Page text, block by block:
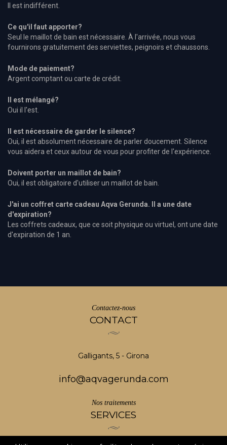
Il estindifférent.
Ce qu'il faut apporter?
Seul le maillot de bain est nécessaire. À l'arrivée, nous vous
fournirons gratuitementdes serviettes, peignoirs et chaussons
Mode de paiement?
Argent comptantou carte de crédit
Il est mélangé?
Oui il l'est.
Il est nécessaire de garder le silence?
Oui, il est absolumentnécessaire de parlerdoucement. Silence
vous aidera etceuxautour de vous pourprofiter de l'expérience
Doivent porter un maillot de bain?
Oui, il est obligatoire d'utiliserun maillot de bain
J'ai un coffret carte cadeau Aqva Gerunda. Il a une date
d'expiration?
Les coffrets cadeaux, que ce soitphysique ou virtuel , ont une date
d'expiration de 1 an
Contactez-nous
CONTACT
Galligants, 5 - Girona
info@aqvagerunda.com
Nos traitements
SERVICES